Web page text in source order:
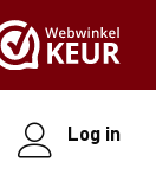
Log in